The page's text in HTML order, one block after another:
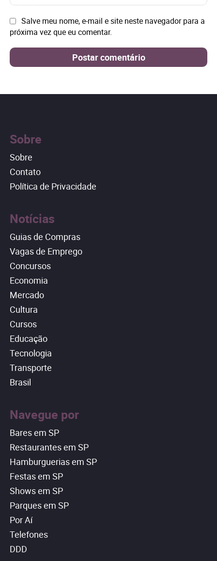
Site: Salve meu nome, e-mail e site neste navegador para a
próxima vez que eu comentar.
Sobre
Sobre
Contato
Política de Privacidade
Notícias
Guias de Compras
Vagas de Emprego
Concursos
Economia
Mercado
Cultura
Cursos
Educação
Tecnologia
Transporte
Brasil
Navegue por
Bares em SP
Restaurantes em SP
Hamburguerias em SP
Festas em SP
Shows em SP
Parques em SP
Por Aí
Telefones
DDD